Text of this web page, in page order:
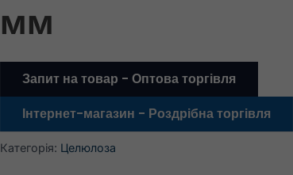
мм
Запит на товар - Оптова торгівля
Інтернет-магазин - Роздрібна торгівля
Категорія: Целюлоза